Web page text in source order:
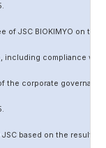
.
of JSC BIOKIMYO on the
including compliance
the corporate
.
based on the results